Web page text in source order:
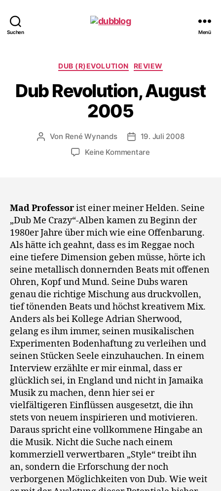
Suchen Menü
Kategorien
DUB (R)EVOLUTION REVIEW
Dub Revolution, August
2005
Beitragsautor
Von René Wynands Veröffentlichungsdatum
19. Juli 2008
Keine Kommentarezu
Mad Professorist einer meiner Helden. Seine
„Dub Me Crazy“-Alben kamen zu Beginn der
1980er Jahre über mich wie eine Offenbarung.
Als hätte ich geahnt, dass es im Reggae noch
eine tiefere Dimension geben müsse, hörte ich
seine metallisch donnernden Beats mit offenen
Ohren, Kopf und Mund. Seine Dubs waren
genau die richtige Mischung aus druckvollen,
tief tönenden Beats und höchst kreativem Mix.
Anders als bei Kollege Adrian Sherwood,
gelang es ihm immer, seinen musikalischen
Experimenten Bodenhaftung zu verleihen und
seinen Stücken Seele einzuhauchen. In einem
Interview erzählte er mir einmal, dass er
glücklich sei, in England und nicht in Jamaika
Musik zu machen, denn hier sei er
vielfältigeren Einflüssen ausgesetzt, die ihn
stets von neuem inspirieren und motivieren.
Daraus spricht eine vollkommene Hingabe an
die Musik. Nicht die Suche nach einem
kommerziell verwertbaren „Style“ treibt ihn
an, sondern die Erforschung der noch
verborgenen Möglichkeiten von Dub. Wie weit